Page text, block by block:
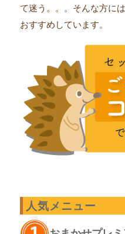
て迷う。。。そんな方に
おすすめしています。
人気メニュー